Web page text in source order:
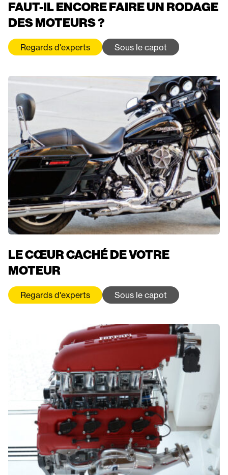
FAUT-IL ENCORE FAIRE UN RODAGE
DES MOTEURS ?
Regards d'experts Sous le capot
LE CŒUR CACHÉ DE VOTRE
MOTEUR
Regards d'experts Sous le capot